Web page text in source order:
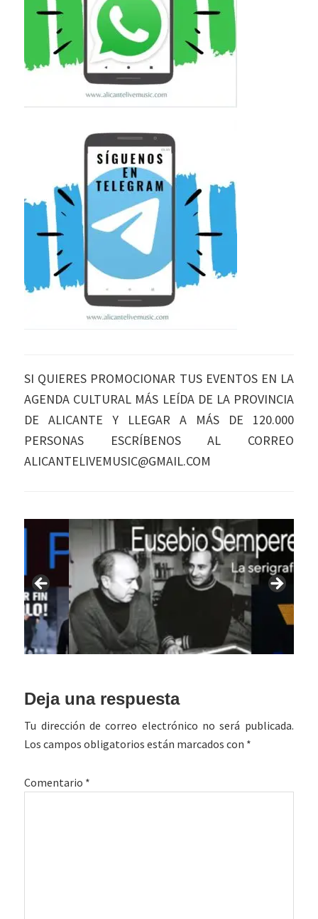
SI QUIERES PROMOCIONAR TUS EVENTOS EN LA
AGENDA CULTURAL MÁS LEÍDA DE LA PROVINCIA
DE ALICANTE Y LLEGAR A MÁS DE 120.000
PERSONAS ESCRÍBENOS AL CORREO
ALICANTELIVEMUSIC@GMAIL.COM
Interacciones
con
los
Deja una respuesta
Tu dirección de correo electrónico no será publicada.
Los campos obligatorios están marcados con *
Comentario *